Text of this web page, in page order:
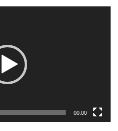
00:00